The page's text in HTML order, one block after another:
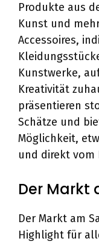
Produkte aus
Kunst und
Accessoires,
Kunstwerke,
Kreativität
präsentieren
Schätze und
Möglichkeit,
und direkt vom
Der Markt
Der Markt am
Highlight für